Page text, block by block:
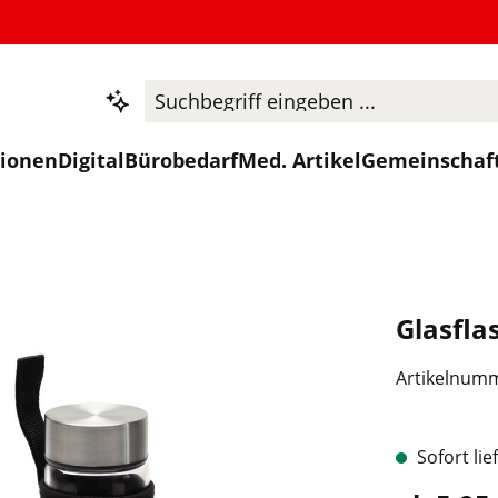
DigitalBürobedarfMed. Artikel
Sofort